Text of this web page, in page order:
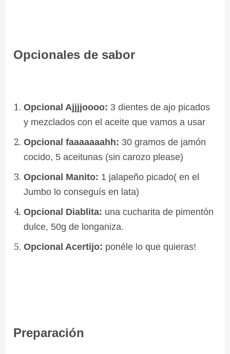
Opcionales de sabor
Opcional Ajjjjoooo: 3 dientes de ajo picados
y mezclados con el aceite que vamos a usar
Opcional faaaaaaahh: 30 gramos de jamón
cocido, 5 aceitunas (sin carozo please)
Opcional Manito: 1 jalapeño picado( en el
Jumbo lo conseguís en lata)
Opcional Diablita: una cucharita de pimentón
dulce, 50g de longaniza.
Opcional Acertijo: ponéle lo que quieras!
Preparación